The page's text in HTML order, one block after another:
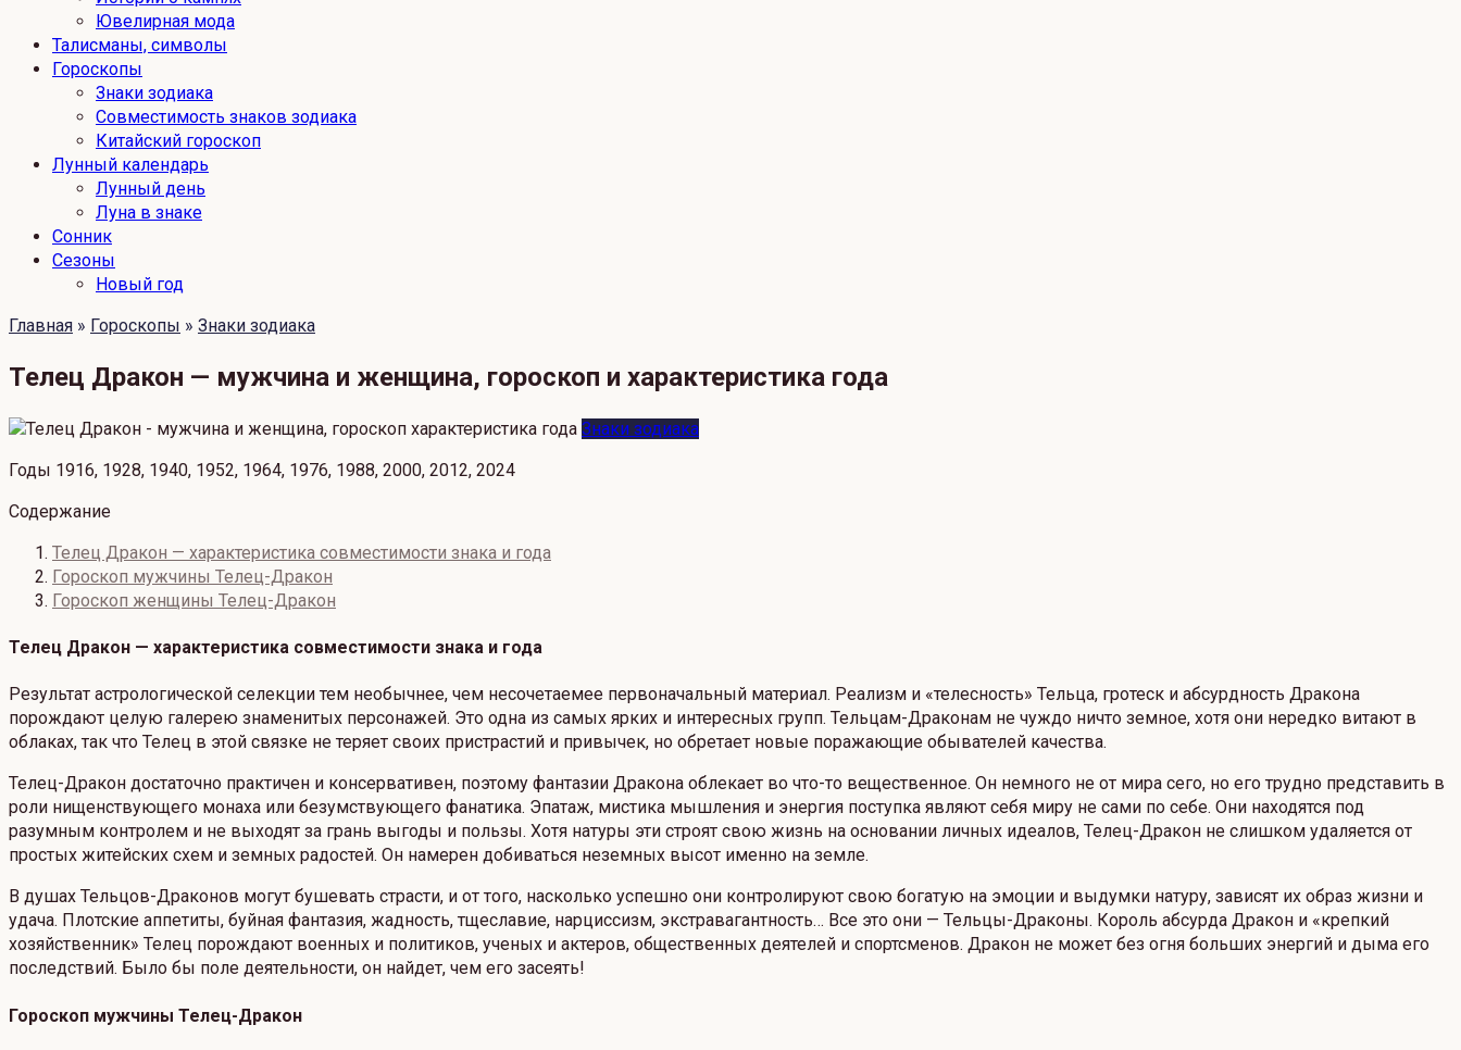
Ювелирная мода
Талисманы, символы
Гороскопы
Знаки зодиака
Совместимость знаков зодиака
Китайский гороскоп
Лунный календарь
Лунный день
Луна в знаке
Сонник
Сезоны
Новый год
Главная » Гороскопы » Знаки зодиака
Телец Дракон — мужчина и женщина, гороскоп и характеристика года
Знаки зодиака
Годы 1916, 1928, 1940, 1952, 1964, 1976, 1988, 2000, 2012, 2024
Содержание
Телец Дракон — характеристика совместимости знака и года
Гороскоп мужчины Телец-Дракон
Гороскоп женщины Телец-Дракон
Телец Дракон — характеристика совместимости знака и года
Результат астрологической селекции тем необычнее, чем несочетаемее первоначальный материал. Реализм и «телесность» Тельца, гротеск и абсурдность Дракона
порождают целую галерею знаменитых персонажей. Это одна из самых ярких и интересных групп. Тельцам-Драконам не чуждо ничто земное, хотя они нередко витают в
облаках, так что Телец в этой связке не теряет своих пристрастий и привычек, но обретает новые поражающие обывателей качества.
Телец-Дракон достаточно практичен и консервативен, поэтому фантазии Дракона облекает во что-то вещественное. Он немного не от мира сего, но его трудно представить в
роли нищенствующего монаха или безумствующего фанатика. Эпатаж, мистика мышления и энергия поступка являют себя миру не сами по себе. Они находятся под
разумным контролем и не выходят за грань выгоды и пользы. Хотя натуры эти строят свою жизнь на основании личных идеалов, Телец-Дракон не слишком удаляется от
простых житейских схем и земных радостей. Он намерен добиваться неземных высот именно на земле.
В душах Тельцов-Драконов могут бушевать страсти, и от того, насколько успешно они контролируют свою богатую на эмоции и выдумки натуру, зависят их образ жизни и
удача. Плотские аппетиты, буйная фантазия, жадность, тщеславие, нарциссизм, экстравагантность… Все это они — Тельцы-Драконы. Король абсурда Дракон и «крепкий
хозяйственник» Телец порождают военных и политиков, ученых и актеров, общественных деятелей и спортсменов. Дракон не может без огня больших энергий и дыма его
последствий. Было бы поле деятельности, он найдет, чем его засеять!
Гороскоп мужчины Телец-Дракон